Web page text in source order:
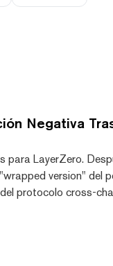
Negativa
para LayerZero.
version" del
protocolo cross-
de Lido. La